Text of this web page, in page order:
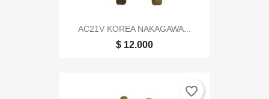
AC21V KOREA NAKAGAWA...
$ 12.000
favorite_border